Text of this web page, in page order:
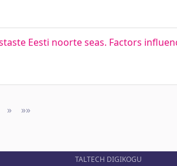
Eesti noorte seas. Factors
» Next
»»
TALTECH DIGIKOGU